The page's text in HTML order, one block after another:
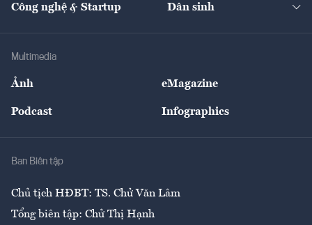
Tư vấn Nông sản
Giải trí
Công nghệ & Startup Dân sinh
Multimedia
Ảnh eMagazine
Podcast Infographics
Ban Biên tập
Chủ tịch HĐBT: TS. Chử Văn Lâm
Tổng biên tập: Chử Thị Hạnh